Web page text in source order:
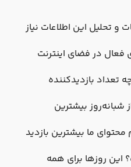
و تحلیل این اطلاعات نیاز
فعال در فضای اینترنت
تعداد بازدیدکننده
بیشترین
محتوای ما بیشترین بازدید
این روزها برای همه